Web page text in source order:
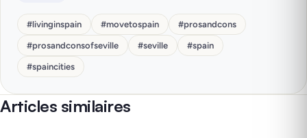
#livinginspain #movetospain #prosandcons
#prosandconsofseville #seville #spain
#spaincities
Articles similaires